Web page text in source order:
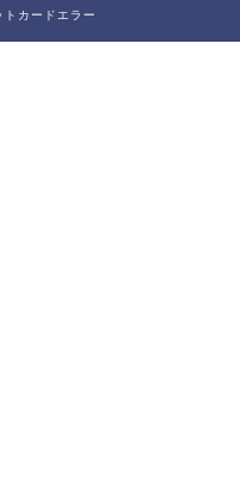
カードエラー